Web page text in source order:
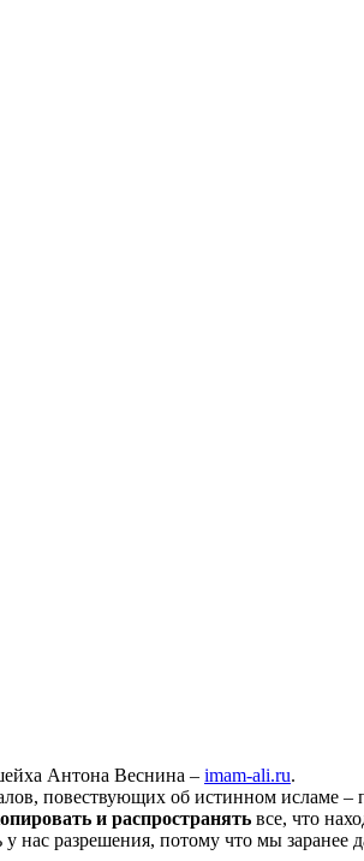
Антона Веснина – imam-ali.ru.
повествующих об истинном исламе
и распространять все, что
нас разрешения, потому что мы